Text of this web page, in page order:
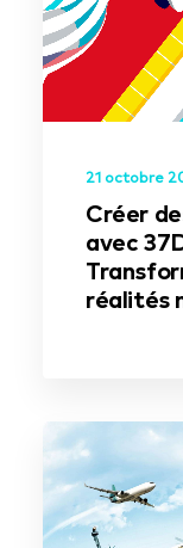
21 octobre
Créer
avec
réalités